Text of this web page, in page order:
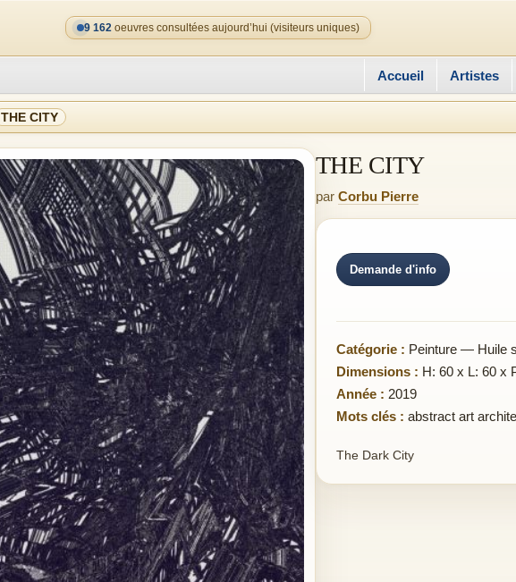
9 162 oeuvres consultées aujourd’hui (visiteurs uniques)
Accueil Artistes
THE CITY
THE CITY
par Corbu Pierre
Demande d'info
Catégorie : Peinture — Huile
Dimensions : H: 60 x L: 60 x
Année : 2019
Mots clés : abstract art
The Dark City